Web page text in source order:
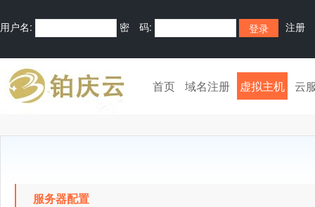
用户名: 密 码: 注册
首页 域名注册 虚拟主机 云
服务器配置